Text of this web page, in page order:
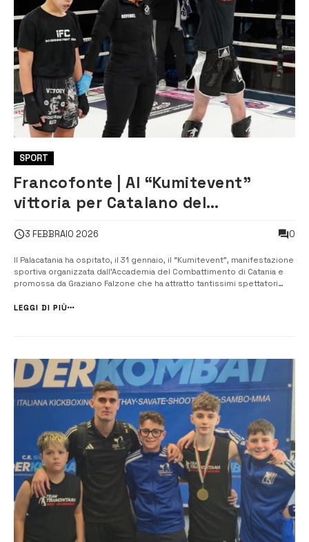
SPORT
Francofonte | Al “Kumitevent”
vittoria per Catalano del
3 FEBBRAIO 2026 0
Il Palacatania ha ospitato, il 31 gennaio, il “Kumitevent”, manifestazione
sportiva organizzata dall’Accademia del Combattimento di Catania e
promossa da Graziano Falzone che ha attratto tantissimi spettatori
Team” guidato dal pluricampione azzurro...
LEGGI DI PIÙ